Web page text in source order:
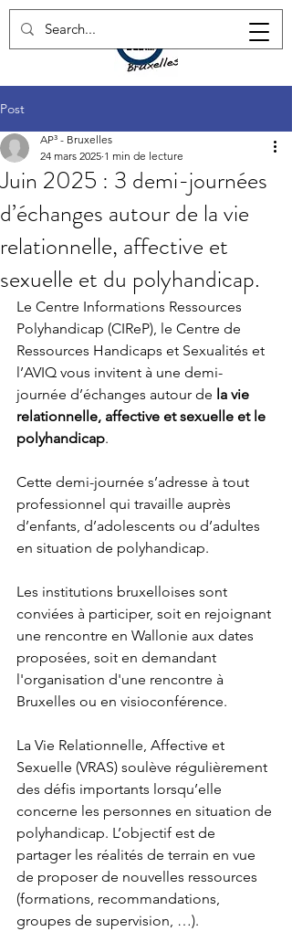
Post
Juin 2025 : 3 demi-journées
d’échanges autour de la vie
relationnelle, affective et
sexuelle et du polyhandicap.
AP³ - Bruxelles
24 mars 2025 1 min de lecture
Le Centre Informations Ressources
Polyhandicap (CIReP), le Centre de
Ressources Handicaps et Sexualités et
l’AVIQ vous invitent à une demi-
journée d’échanges autour de la vie
relationnelle, affective et sexuelle et le
polyhandicap.
Cette demi-journée s’adresse à tout
professionnel qui travaille auprès
d’enfants, d’adolescents ou d’adultes
en situation de polyhandicap.
Les institutions bruxelloises sont
conviées à participer, soit en rejoignant
une rencontre en Wallonie aux dates
proposées, soit en demandant
l'organisation d'une rencontre à
Bruxelles ou en visioconférence.
La Vie Relationnelle, Affective et
Sexuelle (VRAS) soulève régulièrement
des défis importants lorsqu’elle
concerne les personnes en situation de
polyhandicap. L’objectif est de
partager les réalités de terrain en vue
de proposer de nouvelles ressources
(formations, recommandations,
groupes de supervision, …).